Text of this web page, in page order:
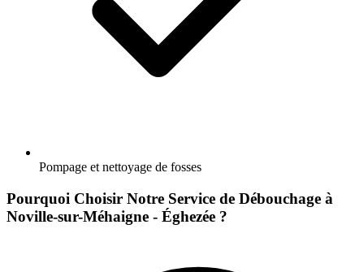
Pompage et nettoyage de fosses
Pourquoi Choisir Notre Service de Débouchage à
Noville-sur-Méhaigne - Éghezée ?